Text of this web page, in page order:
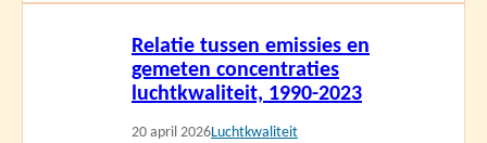
Relatie tussen emissies en
gemeten concentraties
luchtkwaliteit, 1990-2023
20 april 2026Luchtkwaliteit